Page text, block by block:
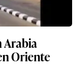
Arabia
Oriente